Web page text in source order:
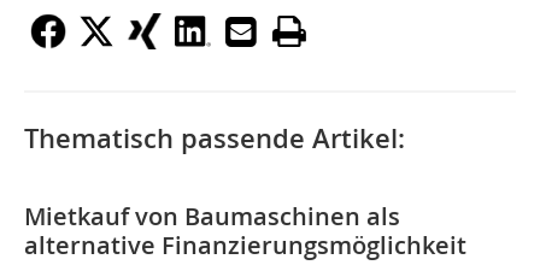
Thematisch passende Artikel:
Mietkauf von Baumaschinen als
alternative Finanzierungsmöglichkeit